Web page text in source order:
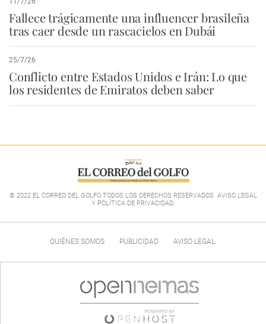
Fallece trágicamente una influencer brasileña
tras caer desde un rascacielos en Dubái
25/7/26
Conflicto entre Estados Unidos e Irán: Lo que
los residentes de Emiratos deben saber
© 2022 EL CORREO DEL GOLFO TODOS LOS DERECHOS RESERVADOS. AVISO LEGAL
Y POLÍTICA DE PRIVACIDAD.
QUIÉNES SOMOS PUBLICIDAD AVISO LEGAL